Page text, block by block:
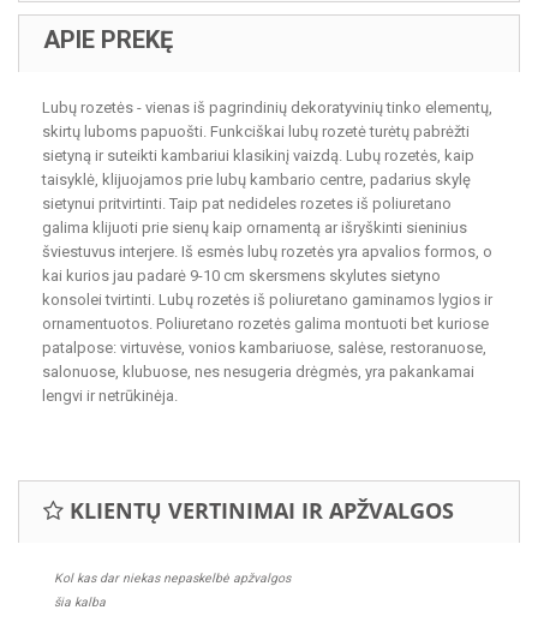
APIE PREKĘ
Lubų rozetės - vienas iš pagrindinių dekoratyvinių tinko elementų,
skirtų luboms papuošti. Funkciškai lubų rozetė turėtų pabrėžti
sietyną ir suteikti kambariui klasikinį vaizdą. Lubų rozetės, kaip
taisyklė, klijuojamos prie lubų kambario centre, padarius skylę
sietynui pritvirtinti. Taip pat nedideles rozetes iš poliuretano
galima klijuoti prie sienų kaip ornamentą ar išryškinti sieninius
šviestuvus interjere. Iš esmės lubų rozetės yra apvalios formos, o
kai kurios jau padarė 9-10 cm skersmens skylutes sietyno
konsolei tvirtinti. Lubų rozetės iš poliuretano gaminamos lygios ir
ornamentuotos. Poliuretano rozetės galima montuoti bet kuriose
patalpose: virtuvėse, vonios kambariuose, salėse, restoranuose,
salonuose, klubuose, nes nesugeria drėgmės, yra pakankamai
lengvi ir netrūkinėja.
KLIENTŲ VERTINIMAI IR APŽVALGOS
Kol kas dar niekas nepaskelbė apžvalgos
šia kalba